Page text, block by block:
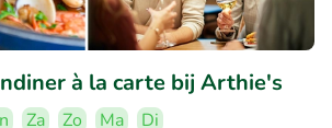
à la carte bij Arthie's
Za Zo Ma
Di